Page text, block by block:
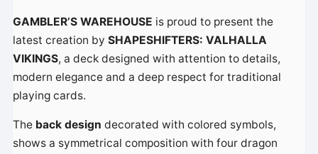
GAMBLER’S WAREHOUSE is proud to present the
latest creation bySHAPESHIFTERS: VALHALLA
VIKINGS, a deck designed with attention to details,
modern elegance and a deep respect for traditional
playing cards.
The back design decorated with colored symbols,
shows a symmetrical composition with four dragon